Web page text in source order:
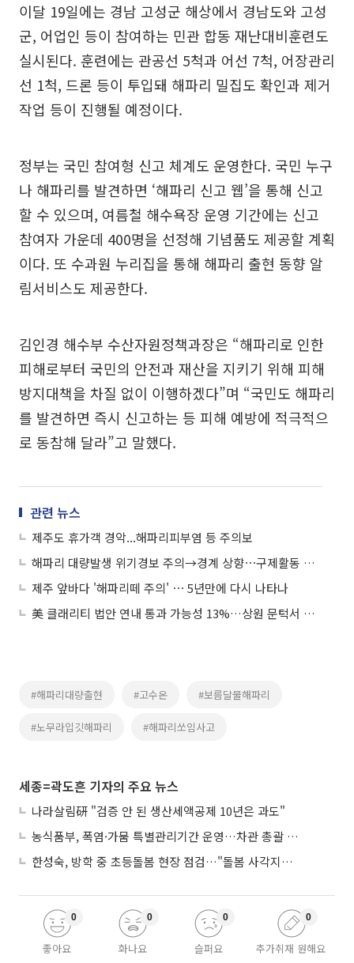
이달 19일에는 경남 고성군 해상에서 경남도와 고성
군, 어업인 등이 참여하는 민관 합동 재난대비훈련도
실시된다. 훈련에는 관공선 5척과 어선 7척, 어장관리
선 1척, 드론 등이 투입돼 해파리 밀집도 확인과 제거
작업 등이 진행될 예정이다.
정부는 국민 참여형 신고 체계도 운영한다. 국민 누구
나 해파리를 발견하면 ‘해파리 신고 웹’을 통해 신고
할 수 있으며, 여름철 해수욕장 운영 기간에는 신고
참여자 가운데 400명을 선정해 기념품도 제공할 계획
이다. 또 수과원 누리집을 통해 해파리 출현 동향 알
림서비스도 제공한다.
김인경 해수부 수산자원정책과장은 “해파리로 인한
피해로부터 국민의 안전과 재산을 지키기 위해 피해
방지대책을 차질 없이 이행하겠다”며 “국민도 해파리
를 발견하면 즉시 신고하는 등 피해 예방에 적극적으
로 동참해 달라”고 말했다.
관련 뉴스
제주도 휴가객 경악...해파리피부염 등 주의보
해파리 대량발생 위기경보 주의→경계 상향⋯구제활동 강화
제주 앞바다 '해파리떼 주의' ⋯ 5년만에 다시 나타나
美 클래리티 법안 연내 통과 가능성 13%…상원 문턱서 제동
#해파리대량출현 #고수온 #보름달물해파리
#노무라입깃해파리 #해파리쏘임사고
세종=곽도흔 기자의 주요 뉴스
나라살림硏 "검증 안 된 생산세액공제 10년은 과도"
농식품부, 폭염·가뭄 특별관리기간 운영…차관 총괄 대응체계 격상
한성숙, 방학 중 초등돌봄 현장 점검…"돌봄 사각지대 없애야"
좋아요
0
화나요
0
슬퍼요
0
추가취재 원해요
0